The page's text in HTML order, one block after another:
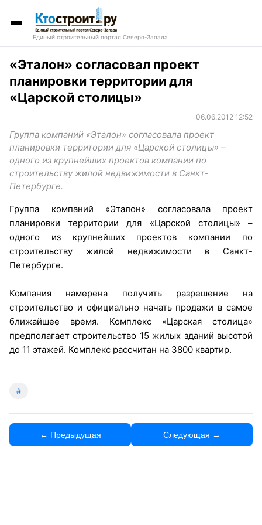
Единый строительный портал Северо-Запада
«Эталон» согласовал проект
планировки территории для
«Царской столицы»
06.06.2012 12:52
Группа компаний «Эталон» согласовала проект
планировки территории для «Царской столицы» –
одного из крупнейших проектов компании по
строительству жилой недвижимости в Санкт-
Петербурге.
Группа компаний «Эталон» согласовала проект
планировки территории для «Царской столицы» –
одного из крупнейших проектов компании по
строительству жилой недвижимости в Санкт-
Петербурге.
Компания намерена получить разрешение на
строительство и официально начать продажи в самое
ближайшее время. Комплекс «Царская столица»
предполагает строительство 15 жилых зданий высотой
до 11 этажей. Комплекс рассчитан на 3800 квартир.
#
← Предыдущая Следующая →